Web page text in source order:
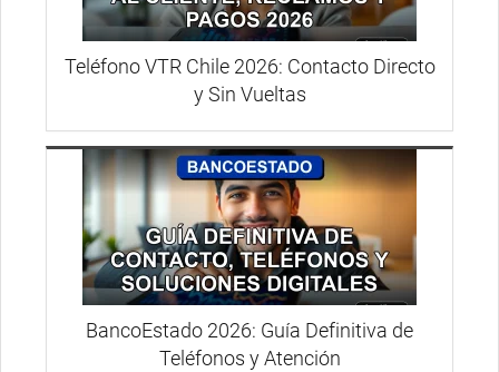
Teléfono VTR Chile 2026: Contacto Directo
y Sin Vueltas
BancoEstado 2026: Guía Definitiva de
Teléfonos y Atención